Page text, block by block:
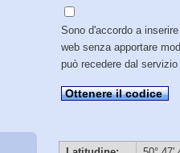
Sono d'accordo a
web senza apportare
può recedere dal
Ottenere il codice